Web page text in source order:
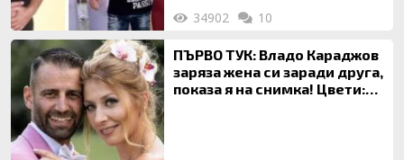
34902 10
ПЪРВО ТУК: Владо Караджов
заряза жена си заради друга,
показа я на снимка! Цвети: